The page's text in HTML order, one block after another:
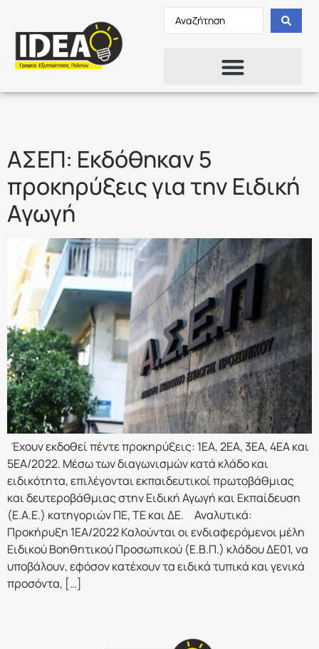
ΑΣΕΠ: Εκδόθηκαν 5
προκηρύξεις για την Ειδική
Αγωγή
Έχουν εκδοθεί πέντε προκηρύξεις: 1ΕΑ, 2ΕΑ, 3ΕΑ, 4ΕΑ και
5ΕΑ/2022. Μέσω των διαγωνισμών κατά κλάδο και
ειδικότητα, επιλέγονται εκπαιδευτικοί πρωτοβάθμιας
και δευτεροβάθμιας στην Ειδική Αγωγή και Εκπαίδευση
(Ε.Α.Ε.) κατηγοριών ΠΕ, ΤΕ και ΔΕ. Αναλυτικά:
Προκήρυξη 1ΕΑ/2022 Καλούνται οι ενδιαφερόμενοι μέλη
Ειδικού Βοηθητικού Προσωπικού (Ε.Β.Π.) κλάδου ΔΕ01, να
υποβάλουν, εφόσον κατέχουν τα ειδικά τυπικά και γενικά
προσόντα, […]